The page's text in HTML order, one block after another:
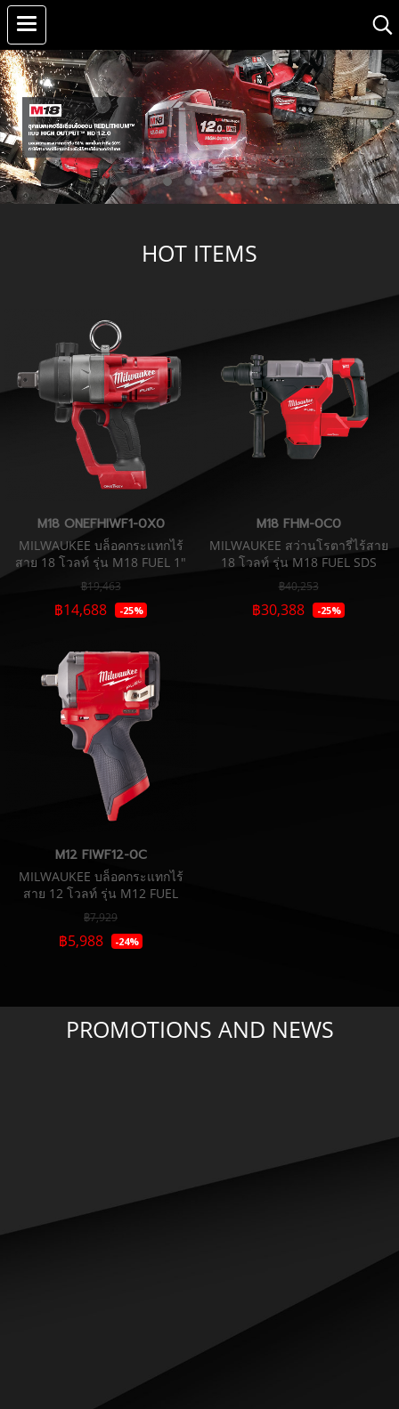
HOT ITEMS
M18 ONEFHIWF1-0X0
MILWAUKEE บล็อคกระแทกไร้
สาย 18 โวลท์ รุ่น M18 FUEL 1"
แรงบิดสูงสุด 2400 Nm เชื่อมต่อ
ONE-KEY (เครื่องเปล่า)
฿19,463
฿14,688 -25%
M18 FHM-0C0
MILWAUKEE สว่านโรตารี่ไร้สาย
18 โวลท์ รุ่น M18 FUEL SDS
Max 2 ระบบ 45 มม. 11 จูลล์ 8
กก.(เครื่องเปล่า)
฿40,253
฿30,388 -25%
M12 FIWF12-0C
MILWAUKEE บล็อคกระแทกไร้
สาย 12 โวลท์ รุ่น M12 FUEL
STUBBY, แรงบิด 339 NM (เครื่อง
เปล่า)
฿7,929
฿5,988 -24%
PROMOTIONS AND NEWS